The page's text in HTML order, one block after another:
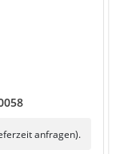
anfragen).